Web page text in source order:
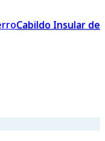
Cabildo Insular de